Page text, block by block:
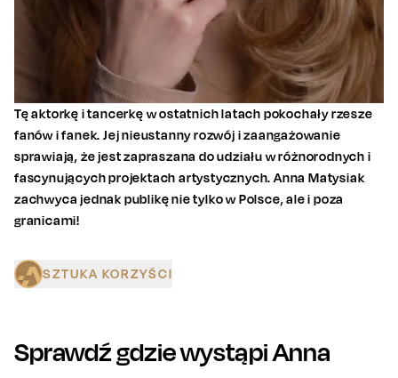
Tę aktorkę i tancerkę w ostatnich latach pokochały rzesze
fanów i fanek. Jej nieustanny rozwój i zaangażowanie
sprawiają, że jest zapraszana do udziału w różnorodnych i
fascynujących projektach artystycznych. Anna Matysiak
zachwyca jednak publikę nie tylko w Polsce, ale i poza
granicami!
SZTUKA KORZYŚCI
Sprawdź gdzie wystąpiAnna